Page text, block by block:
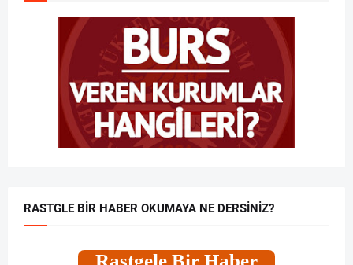
RASTGLE BIR HABER OKUMAYA NE DERSINIZ?
Rastgele Bir Haber